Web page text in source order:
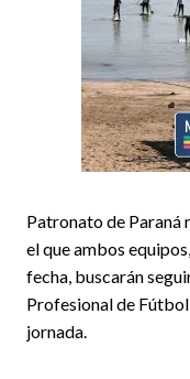
Patronato de Paraná
el que ambos
fecha, buscarán
Profesional de
jornada.